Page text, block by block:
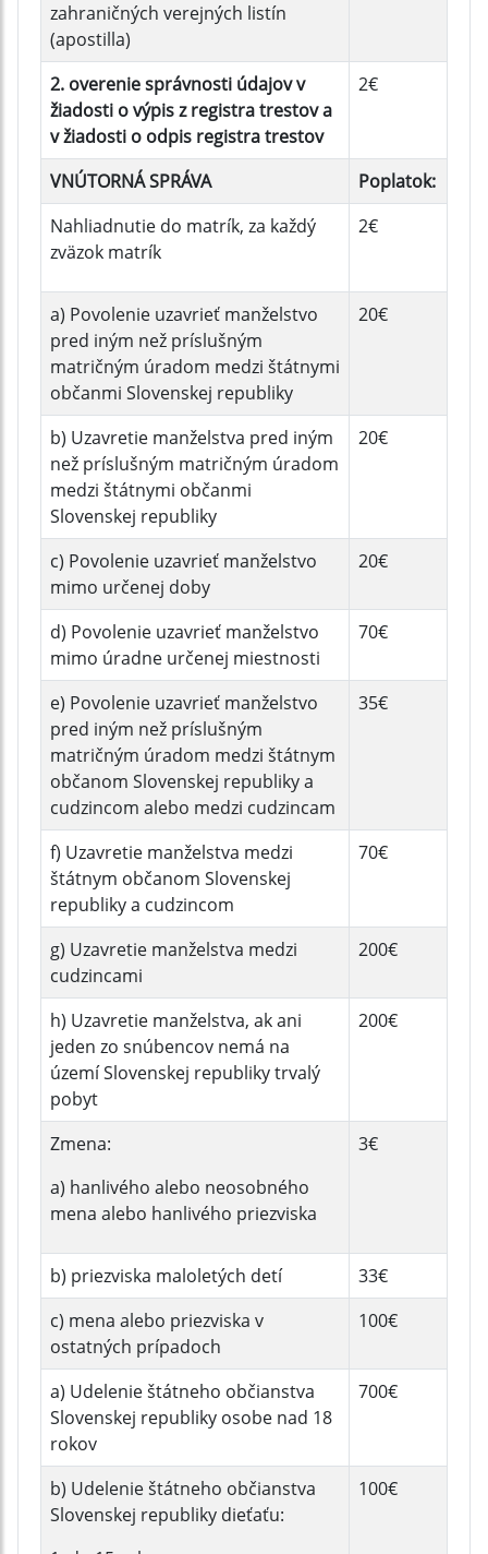
zahraničných verejných listín
(apostilla)
2. overenie správnosti údajov v
žiadosti o výpis z registra trestov a
v žiadosti o odpis registra trestov
2€
VNÚTORNÁ SPRÁVA
Poplatok:
Nahliadnutie do matrík, za každý
zväzok matrík
2€
a) Povolenie uzavrieť manželstvo
pred iným než príslušným
matričným úradom medzi štátnymi
občanmi Slovenskej republiky
20€
b) Uzavretie manželstva pred iným
než príslušným matričným úradom
medzi štátnymi občanmi
Slovenskej republiky
20€
c) Povolenie uzavrieť manželstvo
mimo určenej doby
20€
d) Povolenie uzavrieť manželstvo
mimo úradne určenej miestnosti
70€
e) Povolenie uzavrieť manželstvo
pred iným než príslušným
matričným úradom medzi štátnym
občanom Slovenskej republiky a
cudzincom alebo medzi cudzincam
35€
f) Uzavretie manželstva medzi
štátnym občanom Slovenskej
republiky a cudzincom
70€
g) Uzavretie manželstva medzi
cudzincami
200€
h) Uzavretie manželstva, ak ani
jeden zo snúbencov nemá na
území Slovenskej republiky trvalý
pobyt
200€
Zmena:
a) hanlivého alebo neosobného
mena alebo hanlivého priezviska
3€
b) priezviska maloletých detí
33€
c) mena alebo priezviska v
ostatných prípadoch
100€
a) Udelenie štátneho občianstva
Slovenskej republiky osobe nad 18
rokov
700€
b) Udelenie štátneho občianstva
Slovenskej republiky dieťaťu:
100€